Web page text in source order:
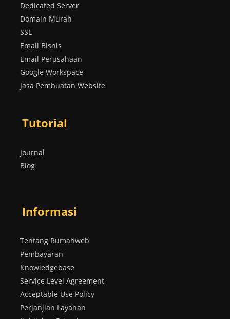
Dedicated Server
Domain Murah
SSL
Email Bisnis
Email Perusahaan
Google Workspace
Jasa Pembuatan Website
Tutorial
Journal
Blog
Informasi
Tentang Rumahweb
Pembayaran
Knowledgebase
Service Level Agreement
Acceptable Use Policy
Perjanjian Layanan